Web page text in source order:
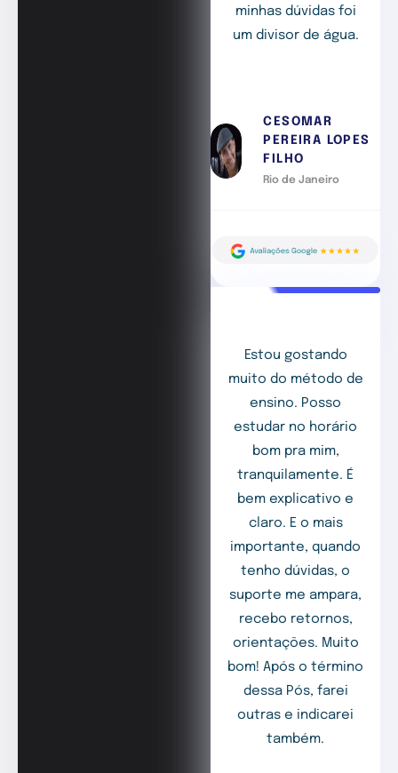
minhas dúvidas foi
um divisor de água.
CESOMAR
PEREIRA LOPES
FILHO
Rio de Janeiro
Estou gostando
muito do método de
ensino. Posso
estudar no horário
bom pra mim,
tranquilamente. É
bem explicativo e
claro. E o mais
importante, quando
tenho dúvidas, o
suporte me ampara,
recebo retornos,
orientações. Muito
bom! Após o término
dessa Pós, farei
outras e indicarei
também.